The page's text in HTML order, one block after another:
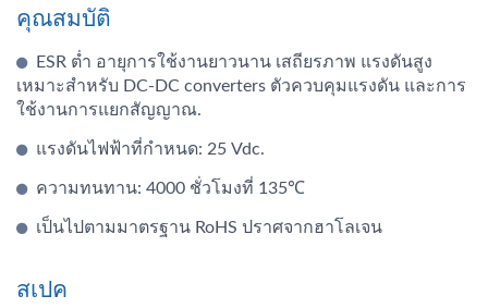
คุณสมบัติ
ESR ต่ำ อายุการใช้งานยาวนาน เสถียรภาพ แรงดันสูง
เหมาะสำหรับ DC-DC converters ตัวควบคุมแรงดัน และการ
ใช้งานการแยกสัญญาณ.
แรงดันไฟฟ้าที่กำหนด: 25 Vdc.
ความทนทาน: 4000 ชั่วโมงที่ 135℃
เป็นไปตามมาตรฐาน RoHS ปราศจากฮาโลเจน
สเปค